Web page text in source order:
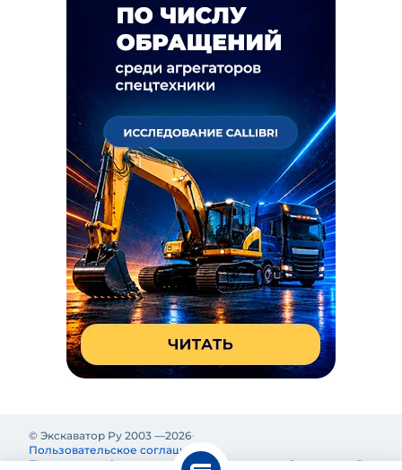
© Экскаватор Ру 2003 —2026
Пользовательское соглашение
Политика конфиденциальности
Реклама на Экскаватор Ру